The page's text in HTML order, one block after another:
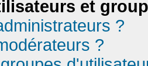
et
?
?